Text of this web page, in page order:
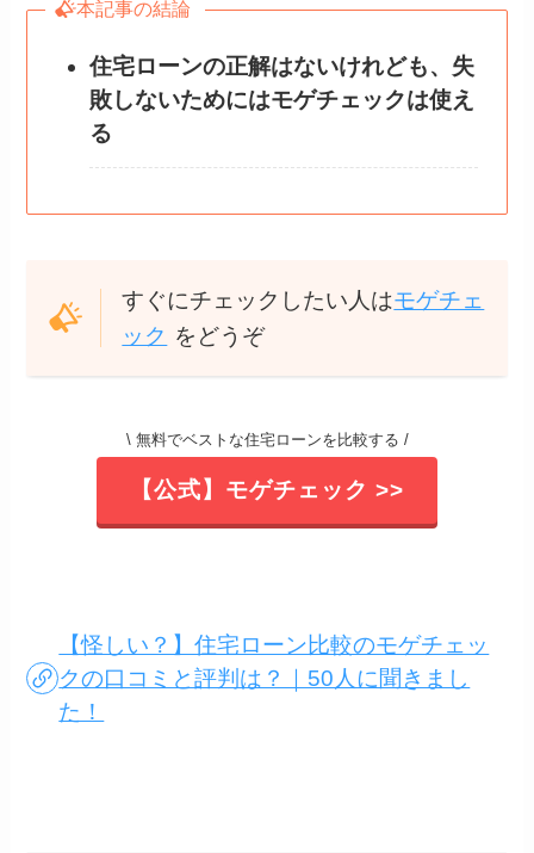
本記事の結論
住宅ローンの正解はないけれども、失
敗しないためにはモゲチェックは使え
る
すぐにチェックしたい人はモゲチェ
ック をどうぞ
\ 無料でベストな住宅ローンを比較する /
【公式】モゲチェック >>
【怪しい？】住宅ローン比較のモゲチェッ
クの口コミと評判は？｜50人に聞きまし
た！